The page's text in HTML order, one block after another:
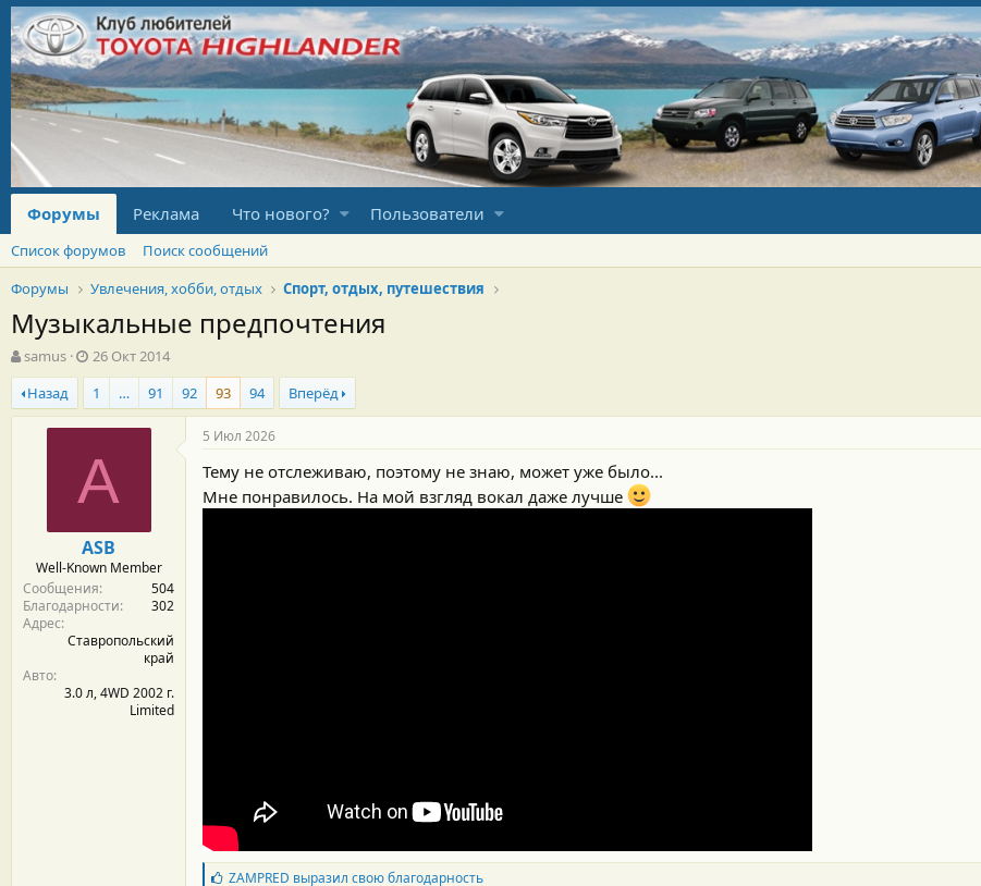
Форумы Реклама Что нового? Пользователи
Список форумов
Поиск сообщений
Форумы
Увлечения, хобби, отдых Спорт, отдых, путешествия
Музыкальные предпочтения
А
в
т
о
samus
Д
а
т
а
н
ч
а
а
26 Окт 2014
Назад
1 … 91 92 93 94 Вперёд
A
ASB
Well-Known Member
Сообщения
504
Благодарности
302
Адрес
Ставропольский
край
Авто
3.0 л, 4WD 2002 г.
Limited
5 Июл 2026
Тему не отслеживаю, поэтому не знаю, может уже было...
Мне понравилось. На мой взгляд вокал даже лучше
Б
ZAMPRED выразил свою благодарность